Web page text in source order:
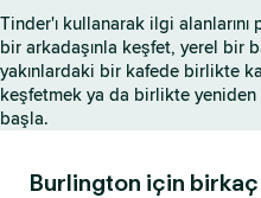
Tinder'ı kullanarak ilgi
bir arkadaşınla keşfet, yerel bir
yakınlardaki bir kafede birlikte
keşfetmek ya da birlikte
başla.
Burlington için